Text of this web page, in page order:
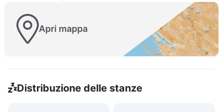
Apri mappa
Distribuzione delle stanze